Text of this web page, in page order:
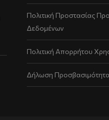
Πολιτική Προστασίας
Δεδομένων
Πολιτική Απορρήτου
Δήλωση